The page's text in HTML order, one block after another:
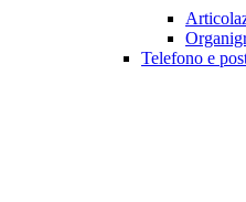
Telefono e